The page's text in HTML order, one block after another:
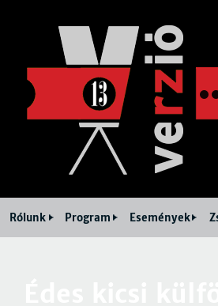
Rólunk Program Események